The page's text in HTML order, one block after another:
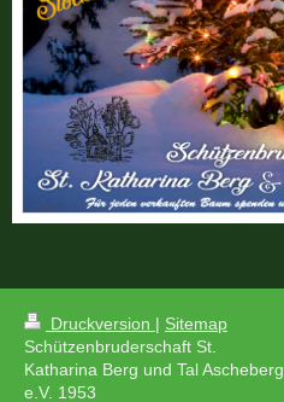
Druckversion | Sitemap
Schützenbruderschaft St.
Katharina Berg und Tal Ascheberg
e.V. 1953